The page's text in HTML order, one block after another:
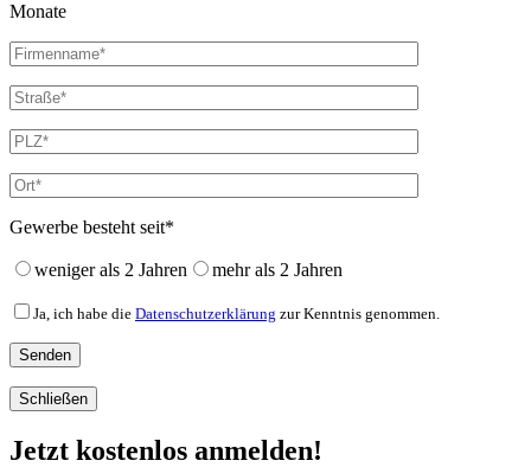
Monate
Gewerbe besteht seit*
weniger als 2 Jahren mehr als 2 Jahren
Ja, ich habe die Datenschutzerklärung zur Kenntnis genommen.
Schließen
Jetzt kostenlos anmelden!